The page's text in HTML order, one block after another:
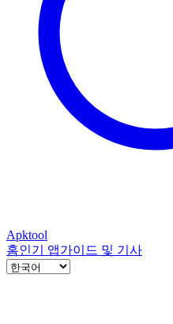
Apktool
홈인기 앱가이드 및 기사